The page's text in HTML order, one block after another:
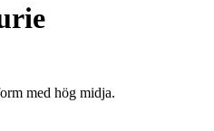
med hög midja.